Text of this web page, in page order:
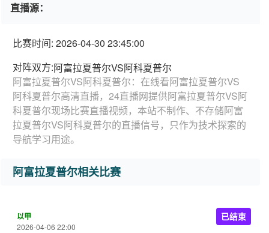
直播源：
比赛时间: 2026-04-30 23:45:00
对阵双方:阿富拉夏普尔VS阿科夏普尔
阿富拉夏普尔VS阿科夏普尔：在线看阿富拉夏普尔VS
阿科夏普尔高清直播，24直播网提供阿富拉夏普尔VS阿
科夏普尔现场比赛直播视频，本站不制作、不存储阿富
拉夏普尔VS阿科夏普尔的直播信号，只作为技术探索的
导航学习用途。
阿富拉夏普尔相关比赛
以甲
2026-04-06 22:00
已结束